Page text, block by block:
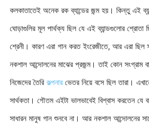
কলকাতাতেই অনেক রক ব্যান্ডের জন্ম হয়। কিন্তু এই
ঘোড়াগুলির মূল পার্থক্য ছিল যে এই ব্যান্ডগুলোর শ্রোতা
শ্রেনী। কারণ এরা গান করত ইংরেজীতে, আর এরা ছিল
নকশাল আন্দোলনের মাঝের প্রজন্ম। তাই কোন সংগ্রাম
নিজেদের তৈরি কল্পনারভেতর নিয়ে বসে ছিল তারা।
সার্থকতা। গৌতম এইটা ভালভাবেই বিশ্বাস করতেন যে
সাধারন মানুষ গান শুনবে না। আর নকশাল আন্দোলনের